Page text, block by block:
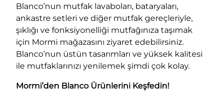
Blanco’nun mutfak lavaboları, bataryaları,
ankastre setleri ve diğer mutfak gereçleriyle,
şıklığı ve fonksiyonelliği mutfağınıza taşımak
için Mormi mağazasını ziyaret edebilirsiniz.
Blanco’nun üstün tasarımları ve yüksek kalitesi
ile mutfaklarınızı yenilemek şimdi çok kolay.
Mormi’den Blanco Ürünlerini Keşfedin!